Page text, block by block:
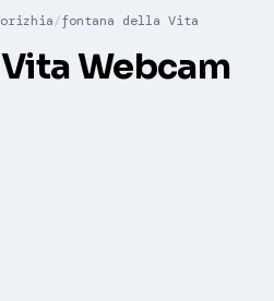
fontana della Vita
Webcam